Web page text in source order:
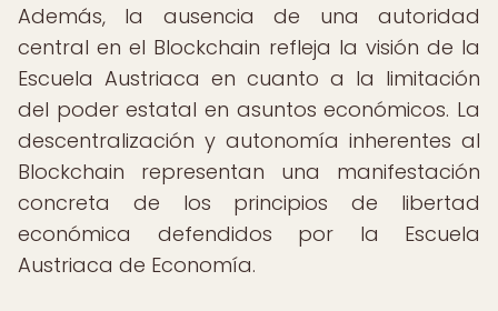
Además, la ausencia de una autoridad
central en el Blockchain refleja la visión de la
Escuela Austriaca en cuanto a la limitación
del poder estatal en asuntos económicos. La
descentralización y autonomía inherentes al
Blockchain representan una manifestación
concreta de los principios de libertad
económica defendidos por la Escuela
Austriaca de Economía.